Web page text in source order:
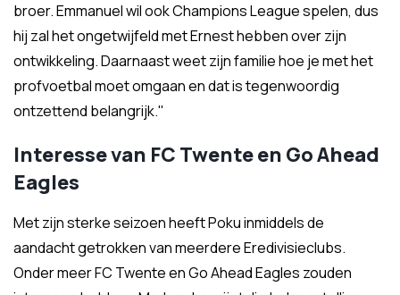
broer. Emmanuel wil ook Champions League spelen, dus
hij zal het ongetwijfeld met Ernest hebben over zijn
ontwikkeling. Daarnaast weet zijn familie hoe je met het
profvoetbal moet omgaan en dat is tegenwoordig
ontzettend belangrijk."
Interesse van FC Twente en Go Ahead
Eagles
Met zijn sterke seizoen heeft Poku inmiddels de
aandacht getrokken van meerdere Eredivisieclubs.
Onder meer FC Twente en Go Ahead Eagles zouden